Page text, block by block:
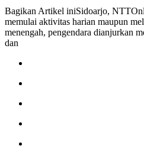
Bagikan Artikel iniSidoarjo,
memulai aktivitas harian maupun
menengah, pengendara dianjurkan
dan